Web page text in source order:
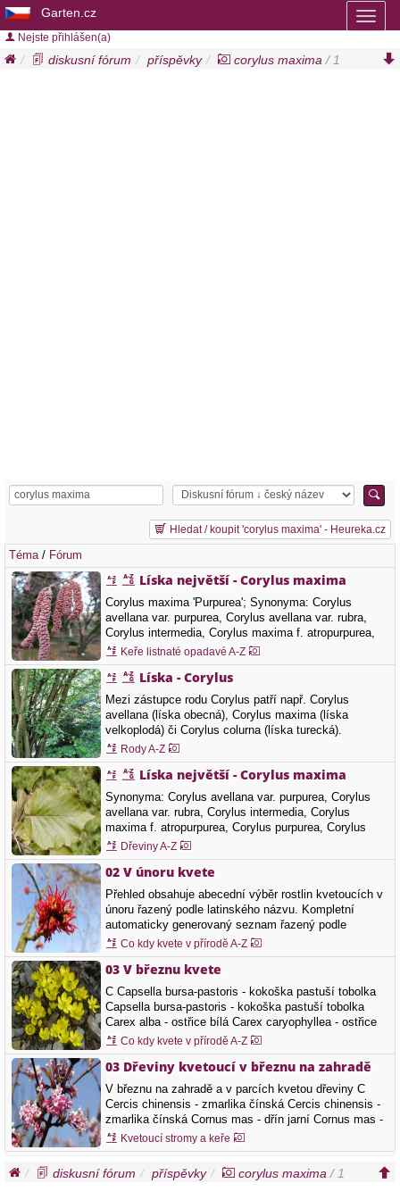
Garten.cz
Nejste přihlášen(a)
diskusní fórum příspěvky corylus maxima / 1
Hledat / koupit 'corylus maxima' - Heureka.cz
Téma / Fórum
Líska největší - Corylus maxima
Corylus maxima 'Purpurea'; Synonyma: Corylus
avellana var. purpurea, Corylus avellana var. rubra,
Corylus intermedia, Corylus maxima f. atropurpurea,
Corylus purpurea, Corylus rubra, Corylus sativa,
Corylus tubulosa, Corylus tubulosa var. atropurpurea
Další názvy: líska veliká Čeleď: Betulaceae - břízovité
Corylus maxima je hodně podobná…
Keře listnaté opadavé A-Z
Líska - Corylus
Mezi zástupce rodu Corylus patří např. Corylus
avellana (líska obecná), Corylus maxima (líska
velkoplodá) či Corylus colurna (líska turecká).
Rody A-Z
Líska největší - Corylus maxima
Synonyma: Corylus avellana var. purpurea, Corylus
avellana var. rubra, Corylus intermedia, Corylus
maxima f. atropurpurea, Corylus purpurea, Corylus
rubra, Corylus sativa, Corylus tubulosa, Corylus
tubulosa var. atropurpurea Další názvy: líska veliká
Čeleď: Betulaceae - břízovité Barva květů: hnědá,
Doba kvetení: únor, březen, duben,…
Dřeviny A-Z
02 V únoru kvete
Přehled obsahuje abecední výběr rostlin kvetoucích v
únoru řazený podle latinského názvu. Kompletní
automaticky generovaný seznam řazený podle
českého názvu najde na stránce únoru,Rostliny
kvetoucí v únoru. Můžete také použít ikonky, které
hledají rostliny kvetoucí v květnu podle barev květů.
bílá, žlutá, světle…
Co kdy kvete v přírodě A-Z
03 V březnu kvete
C Capsella bursa-pastoris - kokoška pastuší tobolka
Capsella bursa-pastoris - kokoška pastuší tobolka
Carex alba - ostřice bílá Carex caryophyllea - ostřice
jarní Carex ericetorum - ostřice vřesovištní Carex
humilis - ostřice nízká Carex michelii - ostřice
micheliova Carex montana - ostřice horská Carex
pilosa - ostřice chlupatá…
Co kdy kvete v přírodě A-Z
03 Dřeviny kvetoucí v březnu na zahradě
V březnu na zahradě a v parcích kvetou dřeviny C
Cercis chinensis - zmarlika čínská Cercis chinensis -
zmarlika čínská Cornus mas - dřín jarní Cornus mas -
dřín jarní Corylus avellana - líska obecná Corylus
colurna - líska turecká Corylus maxima - líska největší
Corylus avellana - líska obecná Corylus colurna - líska
turecká…
Kvetoucí stromy a keře
diskusní fórum příspěvky corylus maxima / 1